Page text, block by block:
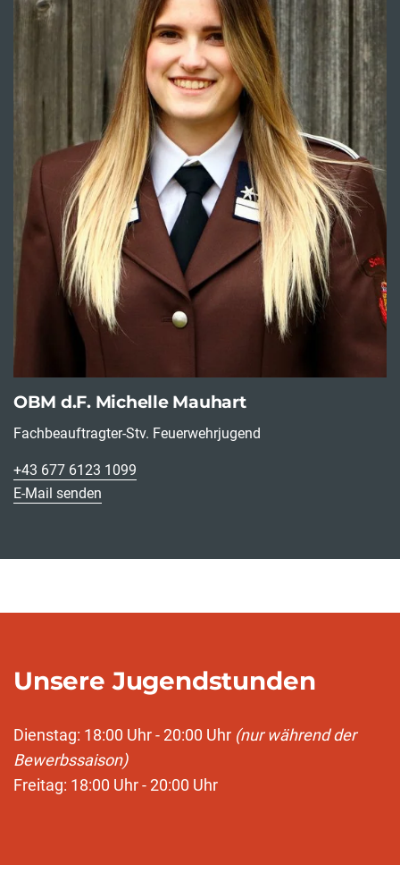
OBM d.F. Michelle Mauhart
Fachbeauftragter-Stv. Feuerwehrjugend
+43 677 6123 1099
E-Mail senden
Unsere Jugendstunden
Dienstag: 18:00 Uhr - 20:00 Uhr (nur während der
Bewerbssaison)
Freitag: 18:00 Uhr - 20:00 Uhr